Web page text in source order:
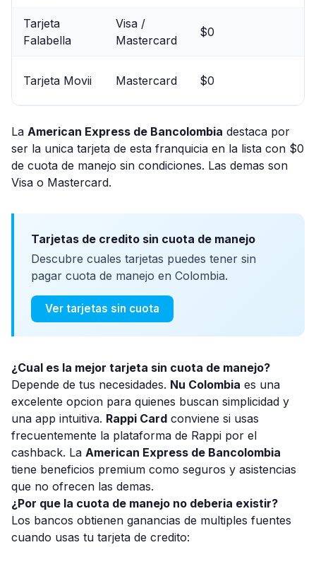
Tarjeta
Falabella
Visa /
Mastercard
$0
Tarjeta Movii Mastercard $0
La American Express de Bancolombia destaca por
ser la unica tarjeta de esta franquicia en la lista con $0
de cuota de manejo sin condiciones. Las demas son
Visa o Mastercard.
Tarjetas de credito sin cuota de manejo
Descubre cuales tarjetas puedes tener sin
pagar cuota de manejo en Colombia.
Ver tarjetas sin cuota
¿Cual es la mejor tarjeta sin cuota de manejo?
Depende de tus necesidades. Nu Colombia es una
excelente opcion para quienes buscan simplicidad y
una app intuitiva. Rappi Card conviene si usas
frecuentemente la plataforma de Rappi por el
cashback. La American Express de Bancolombia
tiene beneficios premium como seguros y asistencias
que no ofrecen las demas.
¿Por que la cuota de manejo no deberia existir?
Los bancos obtienen ganancias de multiples fuentes
cuando usas tu tarjeta de credito: